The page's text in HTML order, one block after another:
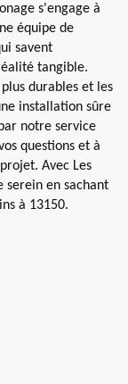
s'engage à
équipe de
savent
tangible.
durables et les
installation sûre
notre service
questions et à
Avec Les
serein en sachant
à 13150.